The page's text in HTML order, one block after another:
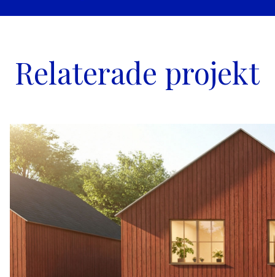
Relaterade projekt